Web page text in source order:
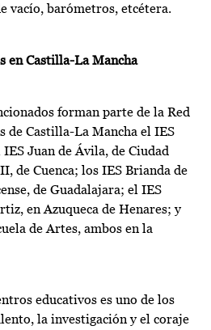
vacío, barómetros, etcétera.
en Castilla-La Mancha
forman parte de la Red
Castilla-La Mancha el IES
Juan de Ávila, de Ciudad
de Cuenca; los IES Brianda de
de Guadalajara; el IES
en Azuqueca de Henares; y
de Artes, ambos en la
educativos es uno de los
la investigación y el coraje